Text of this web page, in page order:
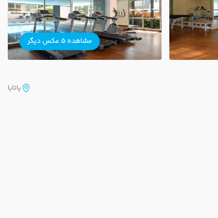
مشاهده 5 عکس دیگر
پاتایا